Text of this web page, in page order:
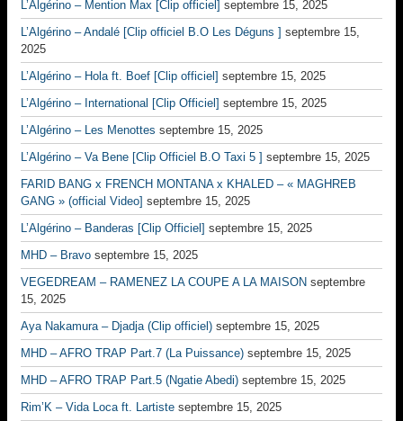
L’Algérino – Mention Max [Clip officiel] septembre 15, 2025
L’Algérino – Andalé [Clip officiel B.O Les Déguns ] septembre 15,
2025
L’Algérino – Hola ft. Boef [Clip officiel] septembre 15, 2025
L’Algérino – International [Clip Officiel] septembre 15, 2025
L’Algérino – Les Menottes septembre 15, 2025
L’Algérino – Va Bene [Clip Officiel B.O Taxi 5 ] septembre 15, 2025
FARID BANG x FRENCH MONTANA x KHALED – « MAGHREB
GANG » (official Video] septembre 15, 2025
L’Algérino – Banderas [Clip Officiel] septembre 15, 2025
MHD – Bravo septembre 15, 2025
VEGEDREAM – RAMENEZ LA COUPE A LA MAISON septembre
15, 2025
Aya Nakamura – Djadja (Clip officiel) septembre 15, 2025
MHD – AFRO TRAP Part.7 (La Puissance) septembre 15, 2025
MHD – AFRO TRAP Part.5 (Ngatie Abedi) septembre 15, 2025
Rim’K – Vida Loca ft. Lartiste septembre 15, 2025